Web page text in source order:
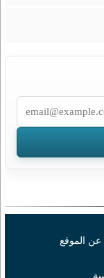
عن الموقع